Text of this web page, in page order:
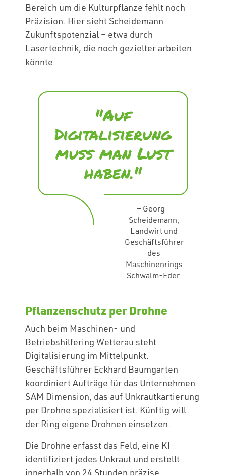
Bereich um die Kulturpflanze fehlt noch
Präzision. Hier sieht Scheidemann
Zukunftspotenzial – etwa durch
Lasertechnik, die noch gezielter arbeiten
könnte.
"Auf
Digitalisierung
muss man Lust
haben."
Georg
Scheidemann,
Landwirt und
Geschäftsführer
des
Maschinenrings
Schwalm-Eder.
Pflanzenschutz per Drohne
Auch beim Maschinen- und
Betriebshilfering Wetterau steht
Digitalisierung im Mittelpunkt.
Geschäftsführer Eckhard Baumgarten
koordiniert Aufträge für das Unternehmen
SAM Dimension, das auf Unkrautkartierung
per Drohne spezialisiert ist. Künftig will
der Ring eigene Drohnen einsetzen.
Die Drohne erfasst das Feld, eine KI
identifiziert jedes Unkraut und erstellt